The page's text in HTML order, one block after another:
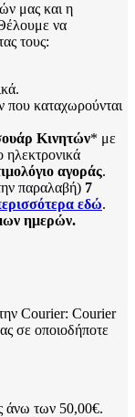
μας και η
να
τους:
καταχωρούνται
Κινητών* με
αγοράς.
παραλαβή) 7
εδώ.
ημερών.
Courier: Courier
σε οποιοδήποτε
άνω των 50,00€.